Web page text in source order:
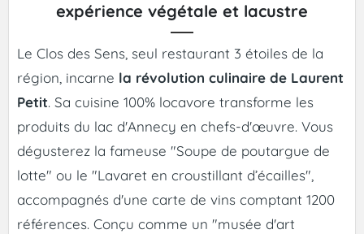
expérience végétale et lacustre
Le Clos des Sens, seul restaurant 3 étoiles de la
région, incarne la révolution culinaire de Laurent
Petit. Sa cuisine 100% locavore transforme les
produits du lac d'Annecy en chefs-d'œuvre. Vous
dégusterez la fameuse "Soupe de poutargue de
lotte" ou le "Lavaret en croustillant d’écailles",
accompagnés d'une carte de vins comptant 1200
références. Conçu comme un "musée d'art